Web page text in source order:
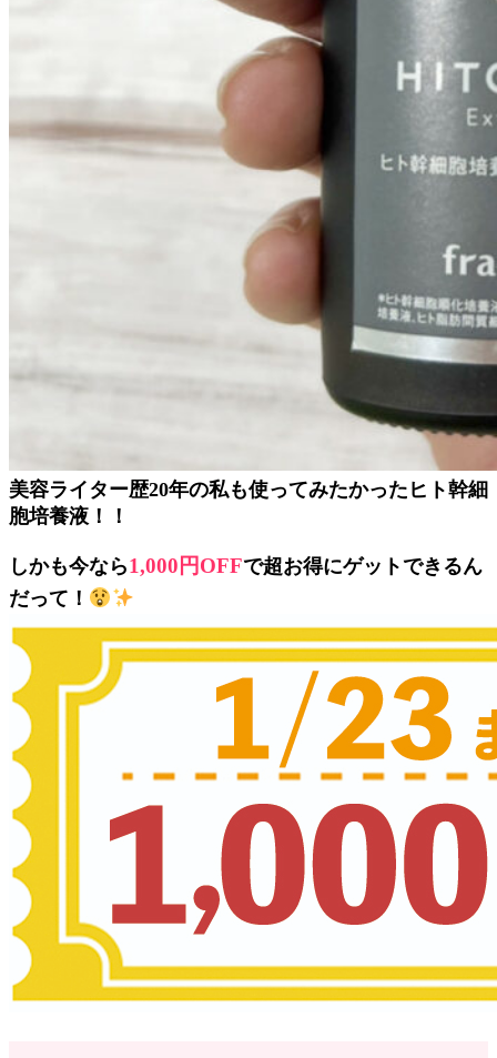
美容ライター歴20年の私も使ってみたかったヒト幹細
胞培養液！！
しかも今なら1,000円OFFで超お得にゲットできるん
だって！